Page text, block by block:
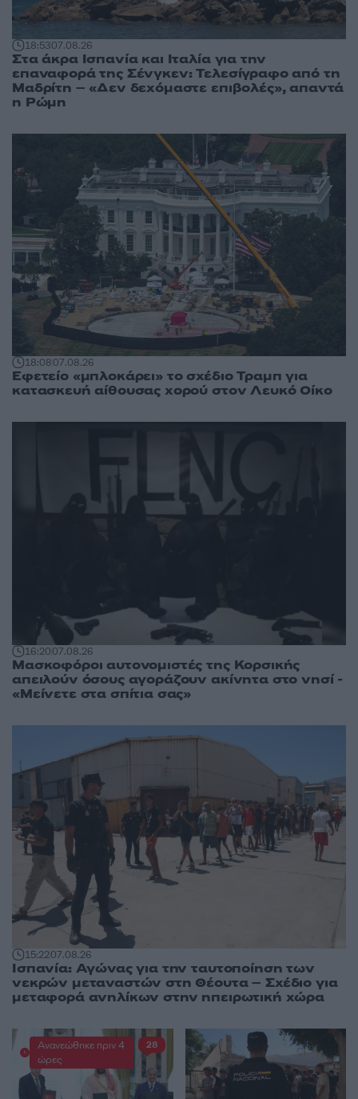
18:5307.08.26
Στα άκρα Ισπανία και Ιταλία για την
επαναφορά της Σένγκεν: Τελεσίγραφο από τη
Μαδρίτη – «Δεν δεχόμαστε επιβολές», απαντά
η Ρώμη
18:0807.08.26
Εφετείο «μπλοκάρει» το σχέδιο Τραμπ για
κατασκευή αίθουσας χορού στον Λευκό Οίκο
16:2007.08.26
Μασκοφόροι αυτονομιστές της Κορσικής
απειλούν όσους αγοράζουν ακίνητα στο νησί -
«Μείνετε στα σπίτια σας»
15:2207.08.26
Ισπανία: Αγώνας για την ταυτοποίηση των
νεκρών μεταναστών στη Θέουτα – Σχέδιο για
μεταφορά ανηλίκων στην ηπειρωτική χώρα
Ανανεώθηκε πριν 4
ώρες
28